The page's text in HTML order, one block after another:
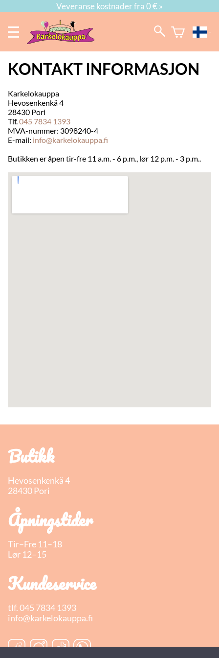
Veveranse kostnader fra 0 € »
KONTAKT INFORMASJON
Karkelokauppa
Hevosenkenkä 4
28430 Pori
Tlf.045 7834 1393
MVA-nummer: 3098240-4
E-mail: info@karkelokauppa.fi
Butikken er åpen tir-fre 11 a.m. - 6 p.m., lør 12 p.m. - 3 p.m..
Butikk
Hevosenkenkä 4
28430 Pori
Åpningstider
Tir–Fre 11–18
Lør 12–15
Kundeservice
tlf.045 7834 1393
info@karkelokauppa.fi